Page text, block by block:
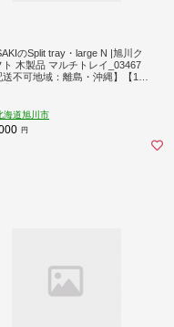
のSplit tray・large N |旭川ク
ト 木製品 マルチトレイ_03467
送不可地域：離島・沖縄】【148
海道旭川市
円